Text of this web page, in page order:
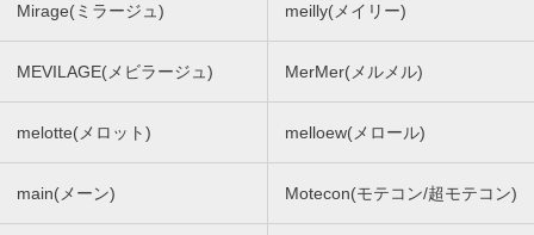
Mirage(ミラージュ) meilly(メイリー)
MEVILAGE(メビラージュ) MerMer(メルメル)
melotte(メロット) melloew(メロール)
main(メーン) Motecon(モテコン/超モテコン)